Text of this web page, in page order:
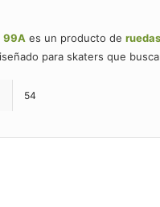
99A es un producto de
para skaters que
54